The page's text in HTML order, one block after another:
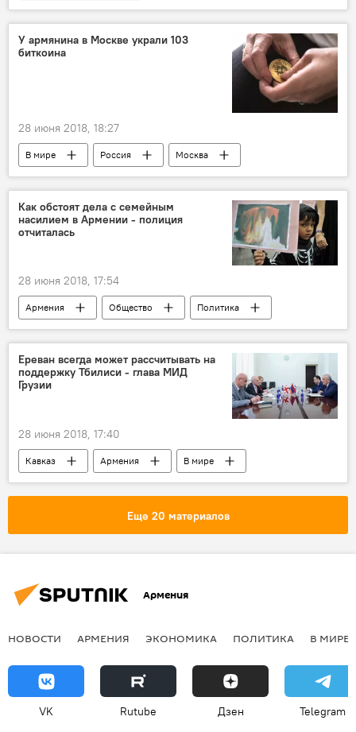
карабахское урегулирование
Мария Захарова
У армянина в Москве украли 103
биткоина
28 июня 2018, 18:27
В мире Россия
Москва
армяне
биткоин мошенники
Как обстоят дела с семейным
насилием в Армении - полиция
отчиталась
28 июня 2018, 17:54
Армения Общество
Политика
полиция
насилие
Ереван всегда может рассчитывать на
поддержку Тбилиси - глава МИД
Грузии
28 июня 2018, 17:40
Кавказ Армения
В мире
Политика
Отношения Армении и Грузии
встреча
посол
Еще 20 материалов
Армения
НОВОСТИ АРМЕНИЯ ЭКОНОМИКА ПОЛИТИКА В МИРЕ
VK Rutube Дзен Telegram